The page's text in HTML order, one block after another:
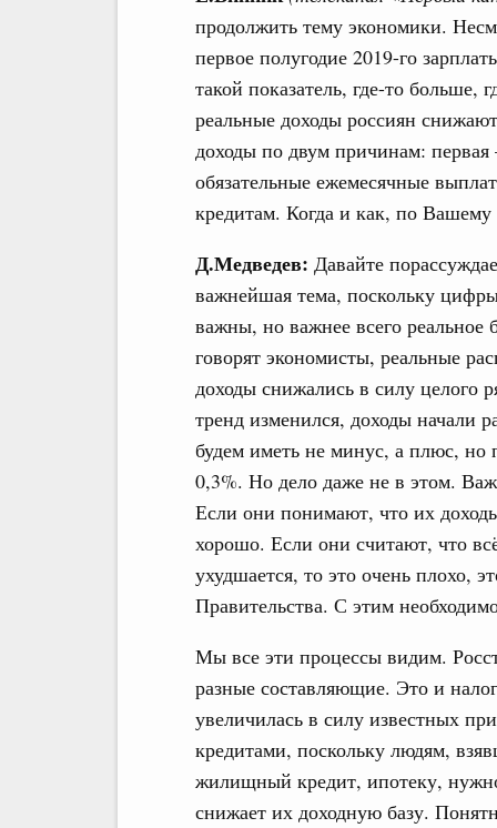
продолжить тему экономики.
первое полугодие 2019-го
такой показатель, где-то больше,
реальные доходы россиян
доходы по двум причинам: первая
обязательные ежемесячные
кредитам. Когда и как, по
Д.Медведев: Давайте
важнейшая тема, поскольку
важны, но важнее всего реальное
говорят экономисты, реальные
доходы снижались в силу целого
тренд изменился, доходы начали
будем иметь не минус, а плюс, но
0,3%. Но дело даже не в этом.
Если они понимают, что их
хорошо. Если они считают, что
ухудшается, то это очень плохо,
Правительства. С этим
Мы все эти процессы видим.
разные составляющие. Это и
увеличилась в силу известных
кредитами, поскольку людям,
жилищный кредит, ипотеку, нужно
снижает их доходную базу.